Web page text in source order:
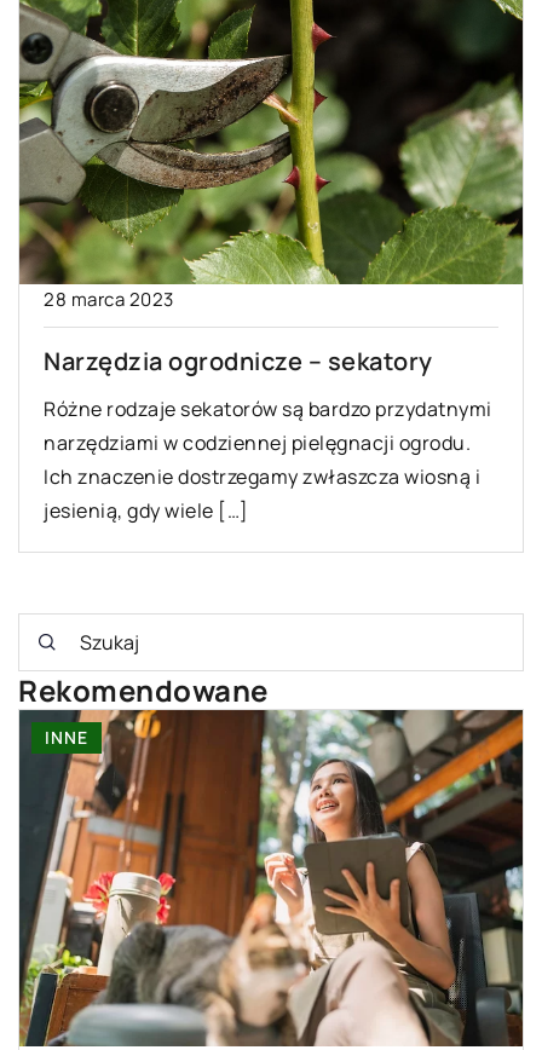
28 marca 2023
Narzędzia ogrodnicze – sekatory
Różne rodzaje sekatorów są bardzo przydatnymi
narzędziami w codziennej pielęgnacji ogrodu.
Ich znaczenie dostrzegamy zwłaszcza wiosną i
jesienią, gdy wiele […]
Rekomendowane
INNE